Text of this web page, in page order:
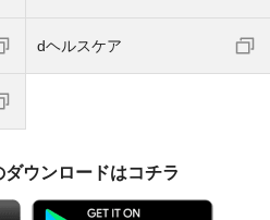
dヘルスケア
ウンロードはコチラ